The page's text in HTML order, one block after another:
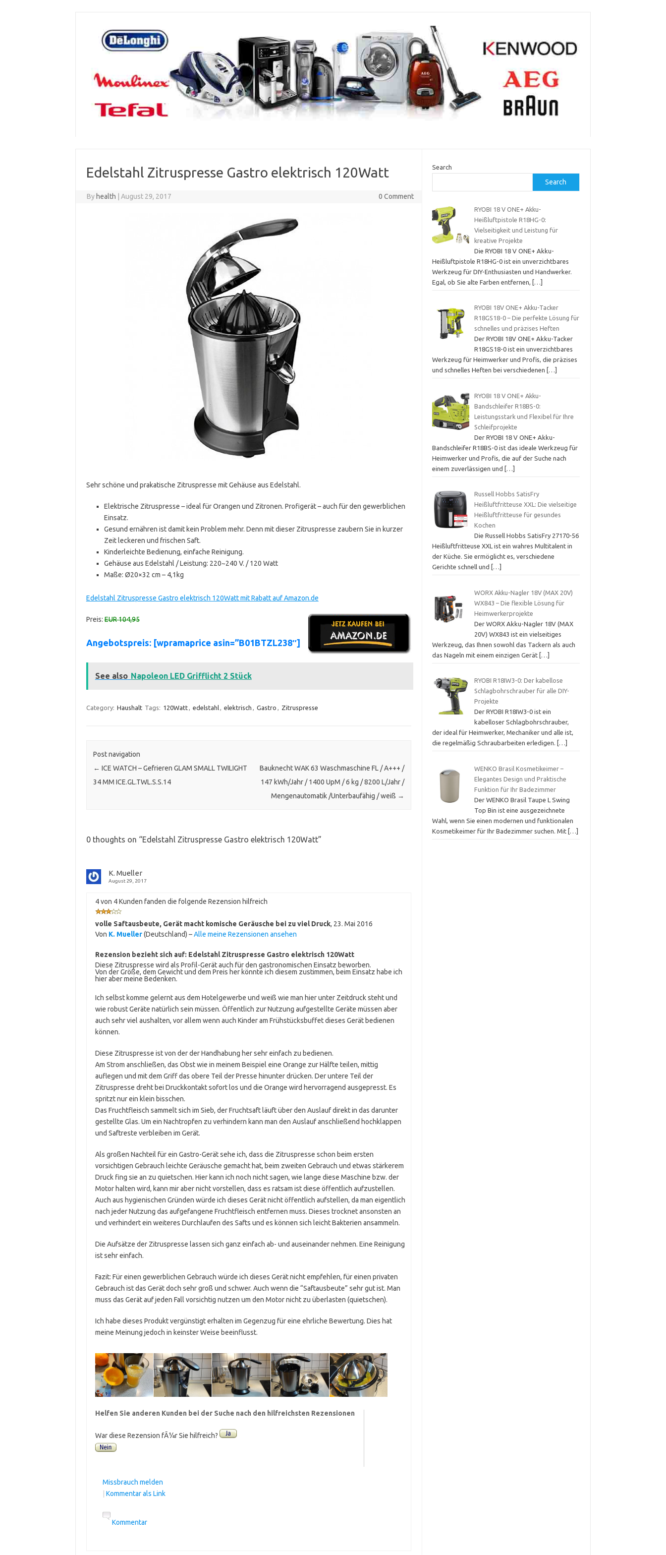
Edelstahl Zitruspresse Gastro elektrisch 120Watt
By health August 29, 2017 0 Comment
Sehr schöne und prakatische Zitruspresse mit Gehäuse aus Edelstahl.
Elektrische Zitruspresse – ideal für Orangen und Zitronen. Profigerät – auch für den gewerblichen
Einsatz.
Gesund ernähren ist damit kein Problem mehr. Denn mit dieser Zitruspresse zaubern Sie in kurzer
Zeit leckeren und frischen Saft.
Kinderleichte Bedienung, einfache Reinigung.
Gehäuse aus Edelstahl / Leistung: 220~240 V. / 120 Watt
Maße: Ø20×32 cm – 4,1kg
Edelstahl Zitruspresse Gastro elektrisch 120Watt mit Rabatt auf Amazon.de
Preis:EUR 104,95
Angebotspreis: [wpramaprice asin=”B01BTZL238″]
See also Napoleon LED Grifflicht 2 Stück
Category: Haushalt Tags: 120Watt, edelstahl, elektrisch , Gastro , Zitruspresse
Post navigation
← ICE WATCH – Gefrieren GLAM SMALL TWILIGHT
34 MM ICE.GL.TWL.S.S.14
Bauknecht WAK 63 Waschmaschine FL / A+++ /
147 kWh/Jahr / 1400 UpM / 6 kg / 8200 L/Jahr /
Mengenautomatik /Unterbaufähig / weiß →
0 thoughts on “Edelstahl Zitruspresse Gastro elektrisch 120Watt”
K. Mueller
August 29, 2017
4 von 4 Kunden fanden die folgende Rezension hilfreich
volle Saftausbeute, Gerät macht komische Geräusche bei zu viel Druck, 23. Mai 2016
Von K. Mueller(Deutschland) –Alle meine Rezensionen ansehen
Rezension bezieht sich auf: Edelstahl Zitruspresse Gastro elektrisch 120Watt
Diese Zitruspresse wird als Profil-Gerät auch für den gastronomischen Einsatz beworben.
Von der Größe, dem Gewicht und dem Preis her könnte ich diesem zustimmen, beim Einsatz habe ich
hier aber meine Bedenken.
Ich selbst komme gelernt aus dem Hotelgewerbe und weiß wie man hier unter Zeitdruck steht und
wie robust Geräte natürlich sein müssen. Öffentlich zur Nutzung aufgestellte Geräte müssen aber
auch sehr viel aushalten, vor allem wenn auch Kinder am Frühstücksbuffet dieses Gerät bedienen
können.
Diese Zitruspresse ist von der der Handhabung her sehr einfach zu bedienen.
Am Strom anschließen, das Obst wie in meinem Beispiel eine Orange zur Hälfte teilen, mittig
auflegen und mit dem Griff das obere Teil der Presse hinunter drücken. Der untere Teil der
Zitruspresse dreht bei Druckkontakt sofort los und die Orange wird hervorragend ausgepresst. Es
spritzt nur ein klein bisschen.
Das Fruchtfleisch sammelt sich im Sieb, der Fruchtsaft läuft über den Auslauf direkt in das darunter
gestellte Glas. Um ein Nachtropfen zu verhindern kann man den Auslauf anschließend hochklappen
und Saftreste verbleiben im Gerät.
Als großen Nachteil für ein Gastro-Gerät sehe ich, dass die Zitruspresse schon beim ersten
vorsichtigen Gebrauch leichte Geräusche gemacht hat, beim zweiten Gebrauch und etwas stärkerem
Druck fing sie an zu quietschen. Hier kann ich noch nicht sagen, wie lange diese Maschine bzw. der
Motor halten wird, kann mir aber nicht vorstellen, dass es ratsam ist diese öffentlich aufzustellen.
Auch aus hygienischen Gründen würde ich dieses Gerät nicht öffentlich aufstellen, da man eigentlich
nach jeder Nutzung das aufgefangene Fruchtfleisch entfernen muss. Dieses trocknet ansonsten an
und verhindert ein weiteres Durchlaufen des Safts und es können sich leicht Bakterien ansammeln.
Die Aufsätze der Zitruspresse lassen sich ganz einfach ab- und auseinander nehmen. Eine Reinigung
ist sehr einfach.
Fazit: Für einen gewerblichen Gebrauch würde ich dieses Gerät nicht empfehlen, für einen privaten
Gebrauch ist das Gerät doch sehr groß und schwer. Auch wenn die “Saftausbeute” sehr gut ist. Man
muss das Gerät auf jeden Fall vorsichtig nutzen um den Motor nicht zu überlasten (quietschen).
Ich habe dieses Produkt vergünstigt erhalten im Gegenzug für eine ehrliche Bewertung. Dies hat
meine Meinung jedoch in keinster Weise beeinflusst.
Helfen Sie anderen Kunden bei der Suche nach den hilfreichsten Rezensionen
War diese Rezension fÃ¼r Sie hilfreich?
Missbrauch melden
Kommentar als Link
Kommentar
Search
Search
RYOBI 18 V ONE+ Akku-
Heißluftpistole R18HG-0:
Vielseitigkeit und Leistung für
kreative Projekte
Die RYOBI 18 V ONE+ Akku-
Heißluftpistole R18HG-0 ist ein unverzichtbares
Werkzeug für DIY-Enthusiasten und Handwerker.
Egal, ob Sie alte Farben entfernen,
[…]
RYOBI 18V ONE+ Akku-Tacker
R18GS18-0 – Die perfekte Lösung für
schnelles und präzises Heften
Der RYOBI 18V ONE+ Akku-Tacker
R18GS18-0 ist ein unverzichtbares
Werkzeug für Heimwerker und Profis, die präzises
und schnelles Heften bei verschiedenen
[…]
RYOBI 18 V ONE+ Akku-
Bandschleifer R18BS-0:
Leistungsstark und Flexibel für Ihre
Schleifprojekte
Der RYOBI 18 V ONE+ Akku-
Bandschleifer R18BS-0 ist das ideale Werkzeug für
Heimwerker und Profis, die auf der Suche nach
einem zuverlässigen und
[…]
Russell Hobbs SatisFry
Heißluftfritteuse XXL: Die vielseitige
Heißluftfritteuse für gesundes
Kochen
Die Russell Hobbs SatisFry 27170-56
Heißluftfritteuse XXL ist ein wahres Multitalent in
der Küche. Sie ermöglicht es, verschiedene
Gerichte schnell und
[…]
WORX Akku-Nagler 18V (MAX 20V)
WX843 – Die flexible Lösung für
Heimwerkerprojekte
Der WORX Akku-Nagler 18V (MAX
20V) WX843 ist ein vielseitiges
Werkzeug, das Ihnen sowohl das Tackern als auch
das Nageln mit einem einzigen Gerät […]
RYOBI R18IW3-0: Der kabellose
Schlagbohrschrauber für alle DIY-
Projekte
Der RYOBI R18IW3-0 ist ein
kabelloser Schlagbohrschrauber,
der ideal für Heimwerker, Mechaniker und alle ist,
die regelmäßig Schraubarbeiten erledigen.
[…]
WENKO Brasil Kosmetikeimer –
Elegantes Design und Praktische
Funktion für Ihr Badezimmer
Der WENKO Brasil Taupe L Swing
Top Bin ist eine ausgezeichnete
Wahl, wenn Sie einen modernen und funktionalen
Kosmetikeimer für Ihr Badezimmer suchen. Mit […]